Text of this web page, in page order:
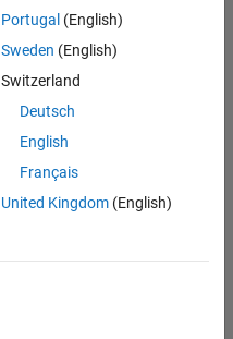
Portugal (English)
Sweden (English)
Switzerland
Deutsch
English
Français
United Kingdom(English)